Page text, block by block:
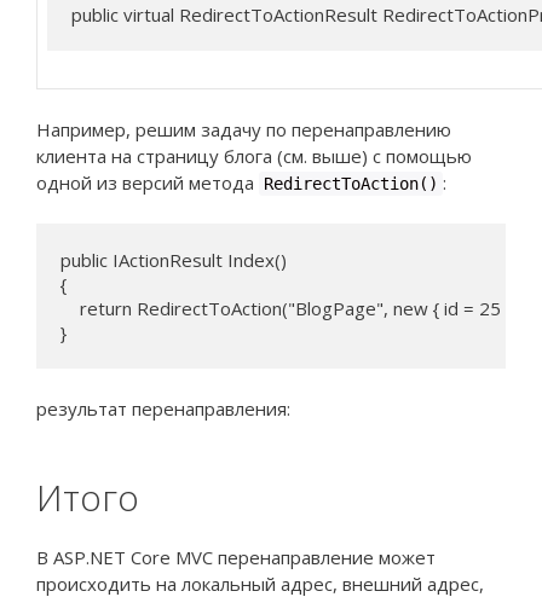
public virtual RedirectToActionResult
Например, решим задачу по перенаправлению
клиента на страницу блога (см. выше) с помощью
одной из версий метода
RedirectToAction() :
public IActionResult Index()
{
    return RedirectToAction("BlogPage", new { id = 25 });
}
результат перенаправления:
Итого
В ASP.NET Core MVC перенаправление может
происходить на локальный адрес, внешний адрес,